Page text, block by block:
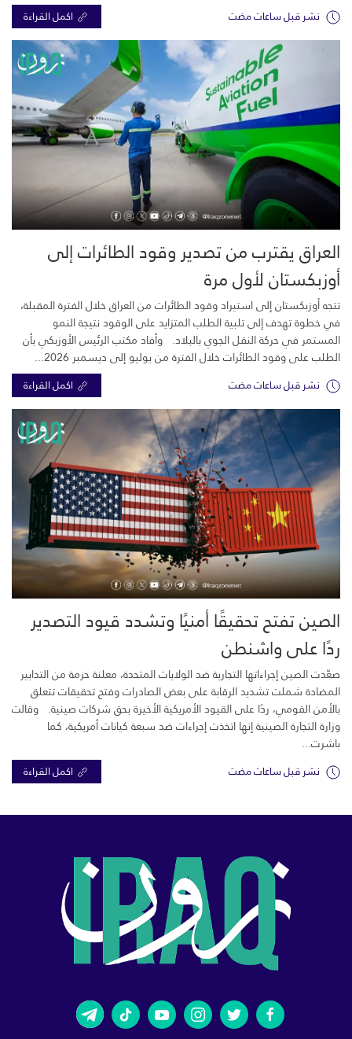
نشر قبل ساعات مضت اكمل القراءة
العراق يقترب من تصدير وقود الطائرات إلى
أوزبكستان لأول مرة
تتجه أوزبكستان إلى استيراد وقود الطائرات من العراق خلال الفترة المقبلة،
في خطوة تهدف إلى تلبية الطلب المتزايد على الوقود نتيجة النمو
المستمر في حركة النقل الجوي بالبلاد. وأفاد مكتب الرئيس الأوزبكي بأن
الطلب على وقود الطائرات خلال الفترة من يوليو إلى ديسمبر 2026...
نشر قبل ساعات مضت اكمل القراءة
الصين تفتح تحقيقًا أمنيًا وتشدد قيود التصدير
ردًا على واشنطن
صعّدت الصين إجراءاتها التجارية ضد الولايات المتحدة، معلنة حزمة من التدابير
المضادة شملت تشديد الرقابة على بعض الصادرات وفتح تحقيقات تتعلق
بالأمن القومي، ردًا على القيود الأمريكية الأخيرة بحق شركات صينية. وقالت
وزارة التجارة الصينية إنها اتخذت إجراءات ضد سبعة كيانات أمريكية، كما
باشرت...
نشر قبل ساعات مضت اكمل القراءة